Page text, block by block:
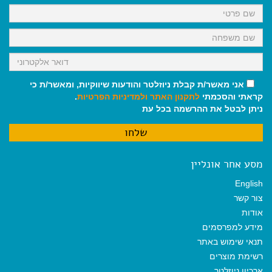
k
p
m
אני מאשר/ת קבלת ניוזלטר והודעות שיווקיות, ומאשר/ת כי
קראתי והסכמתי לתקנון האתר ולמדיניות הפרטיות.
ניתן לבטל את ההרשמה בכל עת
מסע אחר אונליין
English
צור קשר
אודות
מידע למפרסמים
תנאי שימוש באתר
רשימת מוצרים